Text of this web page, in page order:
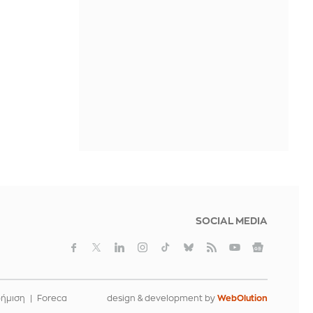
SOCIAL MEDIA
Foreca design & development by WebOlution